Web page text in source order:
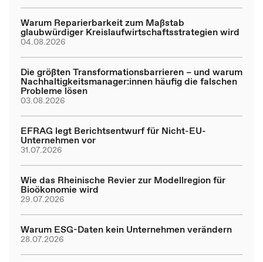
Warum Reparierbarkeit zum Maßstab
glaubwürdiger Kreislaufwirtschaftsstrategien wird
04.08.2026
Die größten Transformationsbarrieren – und warum
Nachhaltigkeitsmanager:innen häufig die falschen
Probleme lösen
03.08.2026
EFRAG legt Berichtsentwurf für Nicht-EU-
Unternehmen vor
31.07.2026
Wie das Rheinische Revier zur Modellregion für
Bioökonomie wird
29.07.2026
Warum ESG-Daten kein Unternehmen verändern
28.07.2026